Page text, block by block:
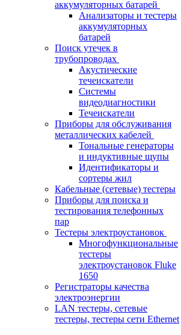
аккумуляторных батарей
Анализаторы и тестеры
аккумуляторных
батарей
Поиск утечек в
трубопроводах
Акустические
течеискатели
Системы
видеодиагностики
Течеискатели
Приборы для обслуживания
металлических кабелей
Тональные генераторы
и индуктивные щупы
Идентификаторы и
сортеры жил
Кабельные (сетевые) тестеры
Приборы для поиска и
тестирования телефонных
пар
Тестеры электроустановок
Многофункциональные
тестеры
электроустановок Fluke
1650
Регистраторы качества
электроэнергии
LAN тестеры, сетевые
тестеры, тестеры сети Ethernet